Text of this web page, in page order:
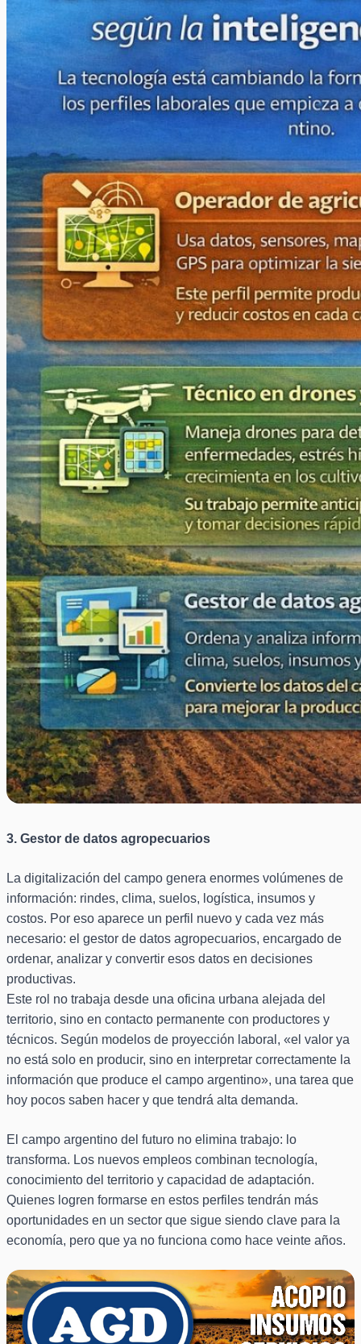
3. Gestor de datos agropecuarios
La digitalización del campo genera enormes volúmenes de
información: rindes, clima, suelos, logística, insumos y
costos. Por eso aparece un perfil nuevo y cada vez más
necesario: el gestor de datos agropecuarios, encargado de
ordenar, analizar y convertir esos datos en decisiones
productivas.
Este rol no trabaja desde una oficina urbana alejada del
territorio, sino en contacto permanente con productores y
técnicos. Según modelos de proyección laboral, «el valor ya
no está solo en producir, sino en interpretar correctamente la
información que produce el campo argentino», una tarea que
hoy pocos saben hacer y que tendrá alta demanda.
El campo argentino del futuro no elimina trabajo: lo
transforma. Los nuevos empleos combinan tecnología,
conocimiento del territorio y capacidad de adaptación.
Quienes logren formarse en estos perfiles tendrán más
oportunidades en un sector que sigue siendo clave para la
economía, pero que ya no funciona como hace veinte años.